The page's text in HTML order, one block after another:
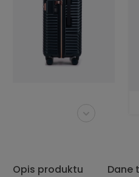
Opis produktu Dane